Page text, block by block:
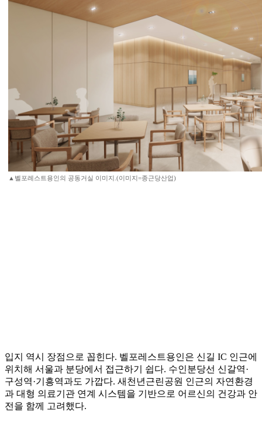
▲벨포레스트용인의 공동거실 이미지.(이미지=종근당산업)
입지 역시 장점으로 꼽힌다. 벨포레스트용인은 신길 IC 인근에
위치해 서울과 분당에서 접근하기 쉽다. 수인분당선 신갈역·
구성역·기흥역과도 가깝다. 새천년근린공원 인근의 자연환경
과 대형 의료기관 연계 시스템을 기반으로 어르신의 건강과 안
전을 함께 고려했다.